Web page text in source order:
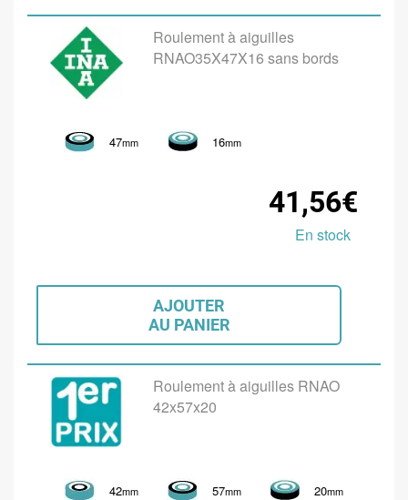
Roulement à aiguilles
RNAO35X47X16 sans bords
47mm 16mm
41,56€
En stock
AJOUTER
AU PANIER
Roulement à aiguilles RNAO
42x57x20
42mm 57mm 20mm